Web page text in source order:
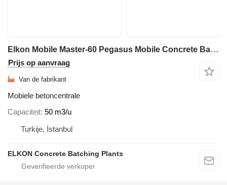
Elkon Mobile Master-60 Pegasus Mobile Concrete Batching Plant
Prijs op aanvraag
Van de fabrikant
Mobiele betoncentrale
Capaciteit 50 m3/u
Turkije, İstanbul
ELKON Concrete Batching Plants